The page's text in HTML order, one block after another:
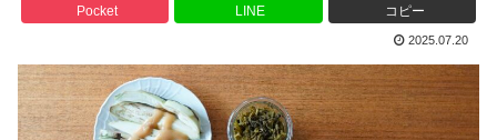
Pocket LINE コピー
2025.07.20